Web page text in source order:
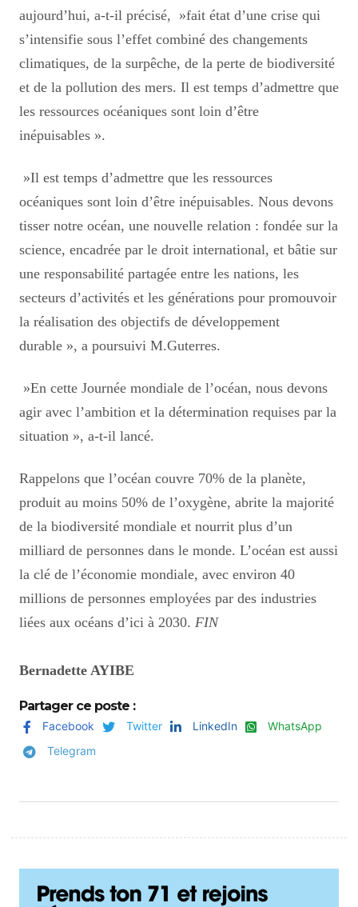
aujourd’hui, a-t-il précisé, »fait état d’une crise qui
s’intensifie sous l’effet combiné des changements
climatiques, de la surpêche, de la perte de biodiversité
et de la pollution des mers. Il est temps d’admettre que
les ressources océaniques sont loin d’être
inépuisables ».
»Il est temps d’admettre que les ressources
océaniques sont loin d’être inépuisables. Nous devons
tisser notre océan, une nouvelle relation : fondée sur la
science, encadrée par le droit international, et bâtie sur
une responsabilité partagée entre les nations, les
secteurs d’activités et les générations pour promouvoir
la réalisation des objectifs de développement
durable », a poursuivi M.Guterres.
»En cette Journée mondiale de l’océan, nous devons
agir avec l’ambition et la détermination requises par la
situation », a-t-il lancé.
Rappelons que l’océan couvre 70% de la planète,
produit au moins 50% de l’oxygène, abrite la majorité
de la biodiversité mondiale et nourrit plus d’un
milliard de personnes dans le monde. L’océan est aussi
la clé de l’économie mondiale, avec environ 40
millions de personnes employées par des industries
liées aux océans d’ici à 2030. FIN
Bernadette AYIBE
Partager ce poste :
Facebook Twitter LinkedIn
WhatsApp
Telegram